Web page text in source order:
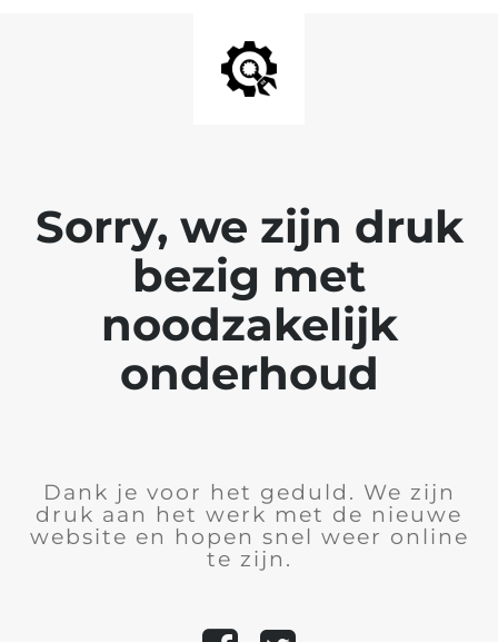
Sorry, we zijn druk
bezig met
noodzakelijk
onderhoud
Dank je voor het geduld. We zijn
druk aan het werk met de nieuwe
website en hopen snel weer online
te zijn.